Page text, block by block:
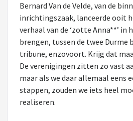
Bernard Van de Velde, van de
inrichtingszaak, lanceerde ooit
verhaal van de ‘zotte Anna**’ in
brengen, tussen de twee Durme
tribune, enzovoort. Krijg dat
De verenigingen zitten zo vast
maar als we daar allemaal eens
stappen, zouden we iets heel
realiseren.